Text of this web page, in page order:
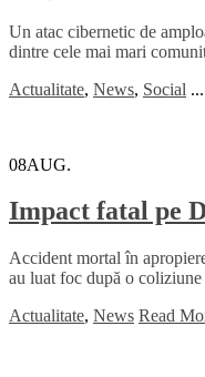
Un atac cibernetic de
dintre cele mai mari
Actualitate, News, Social ...
08AUG.
Impact fatal pe
Accident mortal în
au luat foc după o
Actualitate, News Read